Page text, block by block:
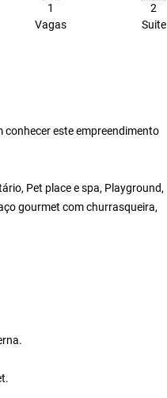
1
Vagas
2
Suite
este empreendimento
Pet place e spa, Playground,
gourmet com churrasqueira,